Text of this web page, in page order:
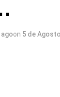
on 5 de